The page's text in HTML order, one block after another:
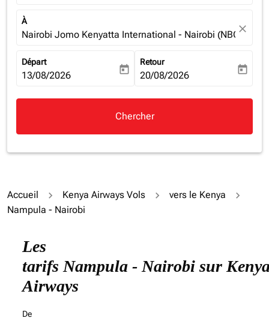
À
Nairobi Jomo Kenyatta International - Nairobi (NBO),
close
Départ
fc-booking-departure-date-aria-label
13/08/2026 today
Retour
fc-booking-return-date-aria-
20/08/2026 today
Chercher
Accueil Kenya Airways Vols
vers le Kenya
Nampula - Nairobi
Les
tarifs Nampula - Nairobi sur
Airways
De